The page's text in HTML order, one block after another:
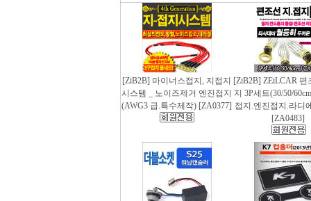
[ZiB2B] 마이너스접지, 지접지
시스템 _ 노이즈제거 엔진접지
(AWG3 급.특수제작) [ZA0377]
[ZiB2B] ZEiLCAR 편
지 3P세트(30/50/
접지.엔진접지.라디
[ZA0483]